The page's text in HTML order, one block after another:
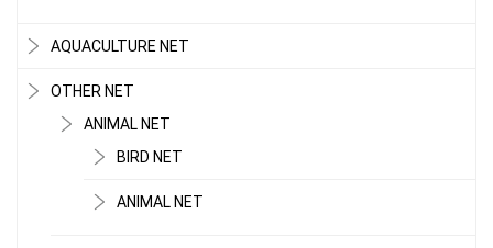
AQUACULTURE NET
OTHER NET
ANIMAL NET
BIRD NET
ANIMAL NET